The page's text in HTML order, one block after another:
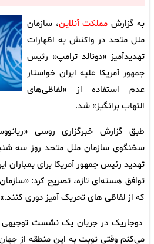
به گزارش مملکت آنلاین، سازمان
ملل متحد در واکنش به اظهارات
تهدیدآمیز «دونالد ترامپ» رئیس
جمهور آمریکا علیه ایران خواستار
عدم استفاده از «لفاظی‌های
التهاب برانگیز» شد.
طبق گزارش خبرگزاری روسی
سخنگوی سازمان ملل متحد روز سه
تهدید رئیس جمهور آمریکا برای
توافق هسته‌ای تازه، تصریح کرد:
که از لفاظی های تحریک آمیز دوری کنند.»
دوجاریک در جریان یک نشست
می‌کنم وقتی نوبت به این منطقه از